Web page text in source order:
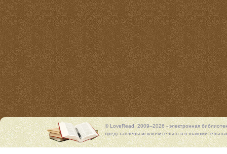
© LoveRead, 2009–2026 - электронная
представлены исключительно в